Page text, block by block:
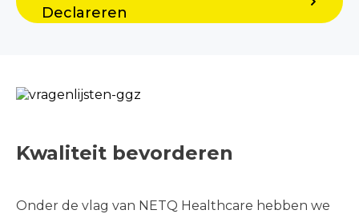
Declareren
Kwaliteit bevorderen
Onder de vlag van NETQ Healthcare hebben we